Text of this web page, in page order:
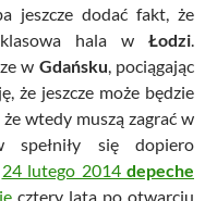
jeszcze dodać fakt, że
hala w Łodzi.
w Gdańsku, pociągając
że jeszcze może będzie
wtedy muszą zagrać w
spełniły się dopiero
24 lutego 2014 depeche
cztery lata po otwarciu